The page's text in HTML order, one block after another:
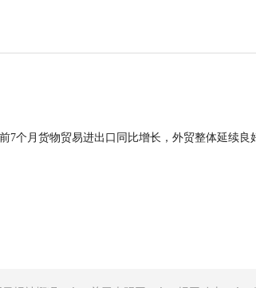
7个月货物贸易进出口同比增长，外贸整体延续良